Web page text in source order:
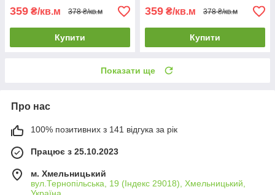
359 ₴/кв.м 378 ₴/кв.м
Купити
359 ₴/кв.м 378 ₴/кв.м
Купити
Показати ще
Про нас
100% позитивних з 141 відгука за рік
Працює з 25.10.2023
м. Хмельницький
вул.Тернопільська, 19 (Індекс 29018), Хмельницький,